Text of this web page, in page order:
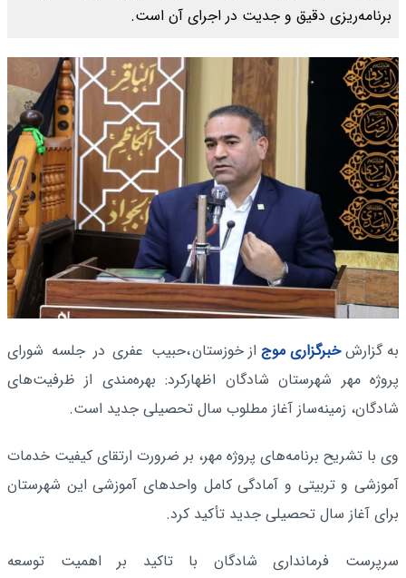
برنامه‌ریزی دقیق و جدیت در اجرای آن است.
به گزارشخبرگزاری موج از خوزستان،حبیب عفری در جلسه شورای
پروژه مهر شهرستان شادگان اظهارکرد: بهره‌مندی از ظرفیت‌های
شادگان، زمینه‌ساز آغاز مطلوب سال تحصیلی جدید است.
وی با تشریح برنامه‌های پروژه مهر، بر ضرورت ارتقای کیفیت خدمات
آموزشی و تربیتی و آمادگی کامل واحدهای آموزشی این شهرستان
برای آغاز سال تحصیلی جدید تأکید کرد.
سرپرست فرمانداری شادگان با تاکید بر اهمیت توسعه